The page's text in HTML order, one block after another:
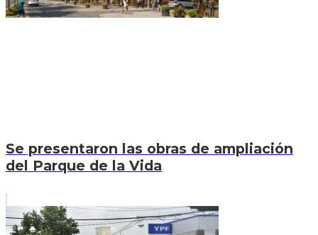
Se presentaron las obras de ampliación
del Parque de la Vida